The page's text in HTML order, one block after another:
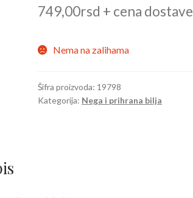
749,00rsd + cena dostave
Nema na zalihama
Šifra proizvoda: 19798
Kategorija: Nega i prihrana bilja